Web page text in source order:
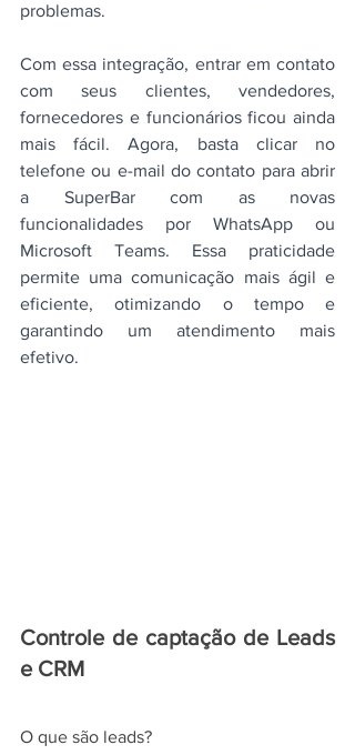
problemas.
Com essa integração, entrar em contato
com seus clientes, vendedores,
fornecedores e funcionários ficou ainda
mais fácil. Agora, basta clicar no
telefone ou e-mail do contato para abrir
a SuperBar com as novas
funcionalidades por WhatsApp ou
Microsoft Teams. Essa praticidade
permite uma comunicação mais ágil e
eficiente, otimizando o tempo e
garantindo um atendimento mais
efetivo.
Controle de captação de Leads
e CRM
O que são leads?